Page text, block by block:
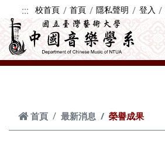
跳到主要內容
::: 校首頁 首頁 隱私聲明 登入
首頁 最新消息 榮譽成果